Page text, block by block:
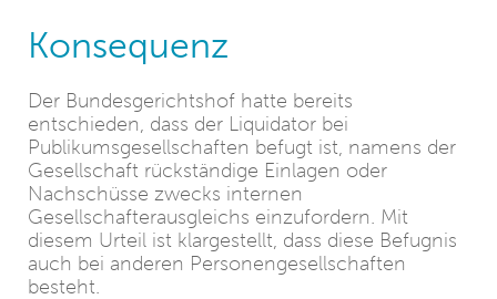
Konsequenz
Der Bundesgerichtshof hatte bereits
entschieden, dass der Liquidator bei
Publikumsgesellschaften befugt ist, namens der
Gesellschaft rückständige Einlagen oder
Nachschüsse zwecks internen
Gesellschafterausgleichs einzufordern. Mit
diesem Urteil ist klargestellt, dass diese Befugnis
auch bei anderen Personengesellschaften
besteht.